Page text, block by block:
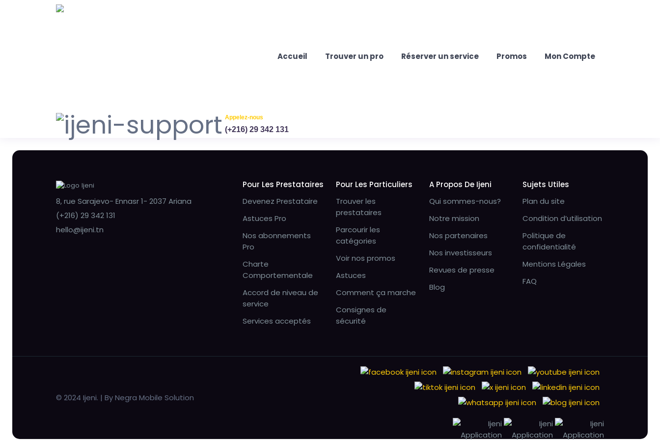
Accueil Trouver un pro Réserver un service Promos Mon Compte
Appelez-nous
(+216) 29 342 131
8, rue Sarajevo- Ennasr 1- 2037 Ariana
(+216) 29 342 131
hello@ijeni.tn
Pour Les Prestataires
Devenez Prestataire
Astuces Pro
Nos abonnements
Pro
Charte
Comportementale
Accord de niveau de
service
Services acceptés
Pour Les Particuliers
Trouver les
prestataires
Parcourir les
catégories
Voir nos promos
Astuces
Comment ça marche
Consignes de
sécurité
A Propos De Ijeni
Qui sommes-nous?
Notre mission
Nos partenaires
Nos investisseurs
Revues de presse
Blog
Sujets Utiles
Plan du site
Condition d’utilisation
Politique de
confidentialité
Mentions Légales
FAQ
© 2024 Ijeni. | By Negra Mobile Solution